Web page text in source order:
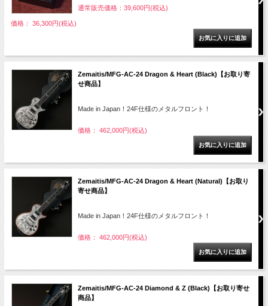
通常販売価格：39,600円(税込)
価格： 36,300円(税込)
Zemaitis/MFG-AC-24 Dragon & Heart (Black)【お取り寄
せ商品】
Made in Japan！24F仕様のメタルフロント！
価格： 462,000円(税込)
Zemaitis/MFG-AC-24 Dragon & Heart (Natural)【お取り
寄せ商品】
Made in Japan！24F仕様のメタルフロント！
価格： 462,000円(税込)
Zemaitis/MFG-AC-24 Diamond & Z (Black)【お取り寄せ
商品】